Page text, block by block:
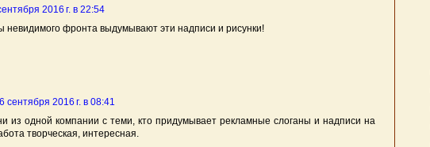
2016 г. в 22:54
невидимого фронта выдумывают эти надписи и рисунки!
сентября 2016 г. в 08:41
из одной компании с теми, кто придумывает рекламные слоганы и надписи на
творческая, интересная.